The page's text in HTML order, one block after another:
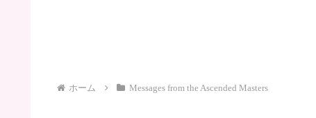
ホーム Messages from the Ascended Masters